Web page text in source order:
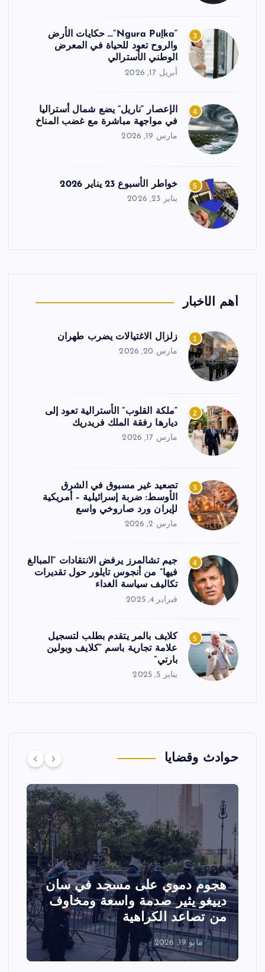
3
“Ngura Puḻka”… حكايات الأرض
والروح تعود للحياة في المعرض
الوطني الأسترالي
أبريل 17, 2026
4
الإعصار “ناريل” يضع شمال أستراليا
في مواجهة مباشرة مع غضب المناخ
مارس 19, 2026
5 خواطر الأسبوع 23 يناير 2026
يناير 23, 2026
أهم الأخبار
1 زلزال الاغتيالات يضرب طهران
مارس 20, 2026
2
“ملكة القلوب” الأسترالية تعود إلى
ديارها رفقة الملك فريدريك
مارس 17, 2026
3
تصعيد غير مسبوق في الشرق
الأوسط: ضربة إسرائيلية – أمريكية
لإيران ورد صاروخي واسع
مارس 2, 2026
4
جيم تشالمرز يرفض الانتقادات “المبالغ
فيها” من أنجوس تايلور حول تقديرات
تكاليف سياسة الغداء
فبراير 4, 2025
5
كلايف بالمر يتقدم بطلب لتسجيل
علامة تجارية باسم “كلايف وبولين
بارتي”
يناير 5, 2025
حوادث وقضايا
هجوم دموي على مسجد في سان
دييغو يثير صدمة واسعة ومخاوف
من تصاعد الكراهية
مايو 19, 2026